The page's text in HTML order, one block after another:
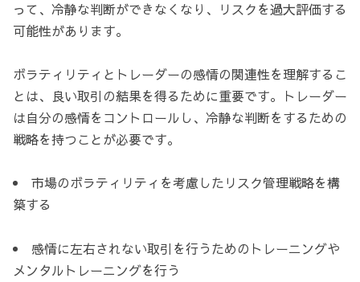
って、冷静な判断ができなくなり、リスクを過大評価する
可能性があります。
ボラティリティとトレーダーの感情の関連性を理解するこ
とは、良い取引の結果を得るために重要です。トレーダー
は自分の感情をコントロールし、冷静な判断をするための
戦略を持つことが必要です。
市場のボラティリティを考慮したリスク管理戦略を構
築する
感情に左右されない取引を行うためのトレーニングや
メンタルトレーニングを行う